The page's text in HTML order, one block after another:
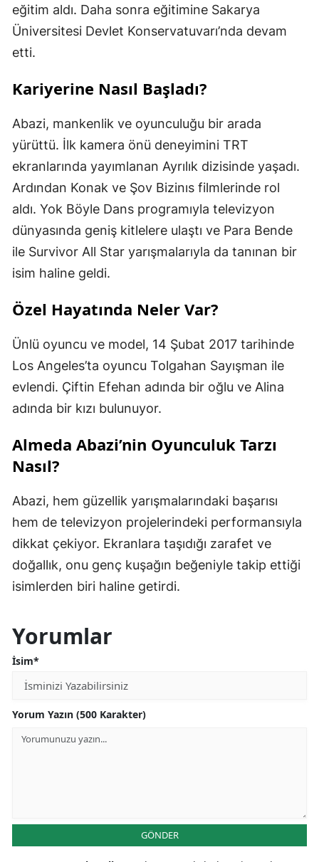
eğitim aldı. Daha sonra eğitimine Sakarya
Üniversitesi Devlet Konservatuvarı’nda devam
etti.
Kariyerine Nasıl Başladı?
Abazi, mankenlik ve oyunculuğu bir arada
yürüttü. İlk kamera önü deneyimini TRT
ekranlarında yayımlanan Ayrılık dizisinde yaşadı.
Ardından Konak ve Şov Bizinıs filmlerinde rol
aldı. Yok Böyle Dans programıyla televizyon
dünyasında geniş kitlelere ulaştı ve Para Bende
ile Survivor All Star yarışmalarıyla da tanınan bir
isim haline geldi.
Özel Hayatında Neler Var?
Ünlü oyuncu ve model, 14 Şubat 2017 tarihinde
Los Angeles’ta oyuncu Tolgahan Sayışman ile
evlendi. Çiftin Efehan adında bir oğlu ve Alina
adında bir kızı bulunuyor.
Almeda Abazi’nin Oyunculuk Tarzı
Nasıl?
Abazi, hem güzellik yarışmalarındaki başarısı
hem de televizyon projelerindeki performansıyla
dikkat çekiyor. Ekranlara taşıdığı zarafet ve
doğallık, onu genç kuşağın beğeniyle takip ettiği
isimlerden biri haline getirdi.
Yorumlar
İsim*
Yorum Yazın (500 Karakter)
GÖNDER